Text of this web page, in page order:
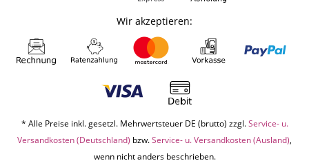
Wir akzeptieren:
* Alle Preise inkl. gesetzl. Mehrwertsteuer DE (brutto) zzgl.Service- u.
Versandkosten (Deutschland) bzw.Service- u. Versandkosten (Ausland),
wenn nicht anders beschrieben.